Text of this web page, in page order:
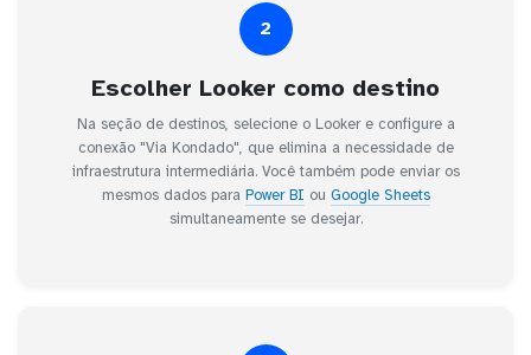
2
Escolher Looker como destino
Na seção de destinos, selecione o Looker e configure a
conexão "Via Kondado", que elimina a necessidade de
infraestrutura intermediária. Você também pode enviar os
mesmos dados para Power BI ou Google Sheets
simultaneamente se desejar.